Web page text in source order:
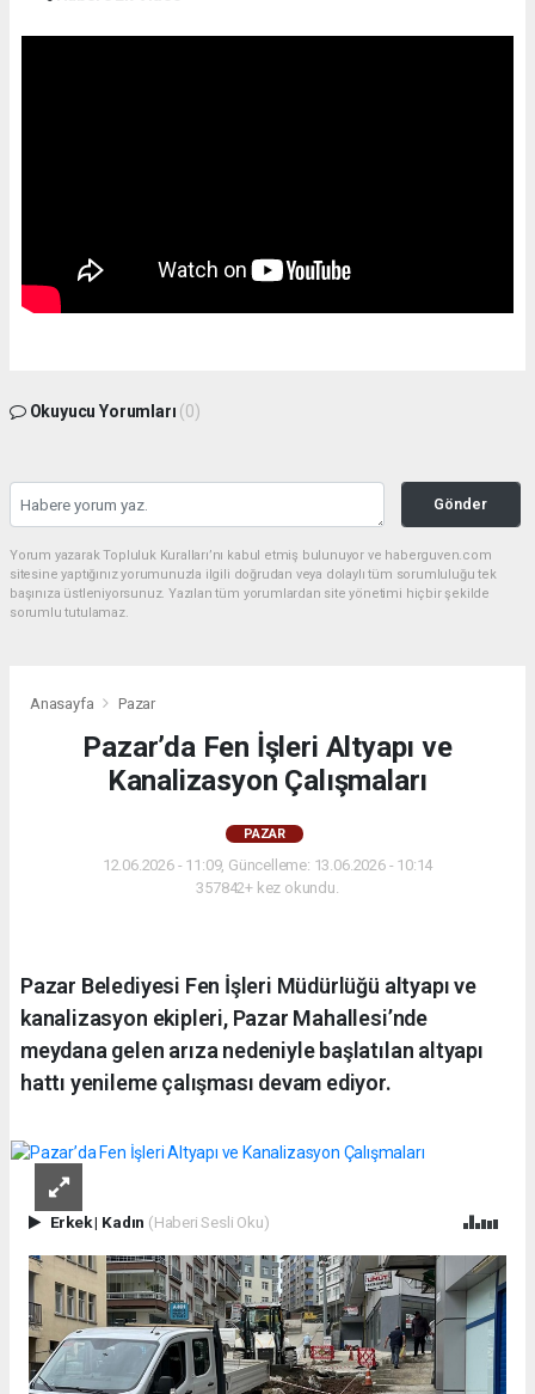
Okuyucu Yorumları (0)
Gönder
Yorum yazarak Topluluk Kuralları’nı kabul etmiş bulunuyor ve haberguven.com
sitesine yaptığınız yorumunuzla ilgili doğrudan veya dolaylı tüm sorumluluğu tek
başınıza üstleniyorsunuz. Yazılan tüm yorumlardan site yönetimi hiçbir şekilde
sorumlu tutulamaz.
Anasayfa Pazar
Pazar’da Fen İşleri Altyapı ve
Kanalizasyon Çalışmaları
PAZAR
12.06.2026 - 11:09, Güncelleme: 13.06.2026 - 10:14
357842+ kez okundu.
Pazar Belediyesi Fen İşleri Müdürlüğü altyapı ve
kanalizasyon ekipleri, Pazar Mahallesi’nde
meydana gelen arıza nedeniyle başlatılan altyapı
hattı yenileme çalışması devam ediyor.
Erkek| Kadın (Haberi Sesli Oku)